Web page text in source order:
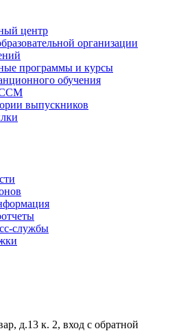
центр
организации
программы и курсы
обучения
выпускников
службы
д.13 к. 2, вход с обратной